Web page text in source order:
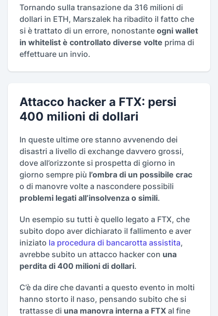
Tornando sulla transazione da 316 milioni di
dollari in ETH, Marszalek ha ribadito il fatto che
si è trattato di un errore, nonostante ogni wallet
in whitelist è controllato diverse volte prima di
effettuare un invio.
Attacco hacker a FTX: persi
400 milioni di dollari
In queste ultime ore stanno avvenendo dei
disastri a livello di exchange davvero grossi,
dove all’orizzonte si prospetta di giorno in
giorno sempre più l’ombra di un possibile crac
o di manovre volte a nascondere possibili
problemi legati all’insolvenza o simili.
Un esempio su tutti è quello legato a FTX, che
subito dopo aver dichiarato il fallimento e aver
iniziato la procedura di bancarotta assistita,
avrebbe subito un attacco hacker con una
perdita di 400 milioni di dollari.
C’è da dire che davanti a questo evento in molti
hanno storto il naso, pensando subito che si
trattasse di una manovra interna a FTX al fine